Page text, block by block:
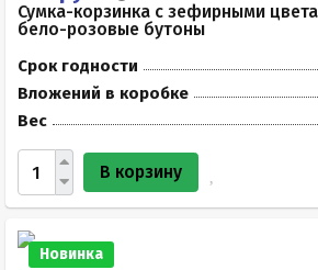
Сумка-корзинка с зефирными
бело-розовые бутоны
Срок годности
Вложений в коробке
Вес
В корзину
Новинка